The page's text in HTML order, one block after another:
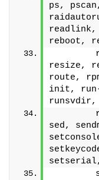
ps,
reboot,
resize,
route,
init,
runsvdir,
sed,